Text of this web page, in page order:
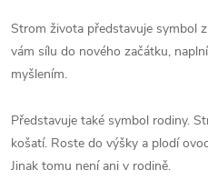
Strom života představuje symbol
vám sílu do nového začátku,
myšlením.
Představuje také symbol rodiny.
košatí. Roste do výšky a plodí
Jinak tomu není ani v rodině.